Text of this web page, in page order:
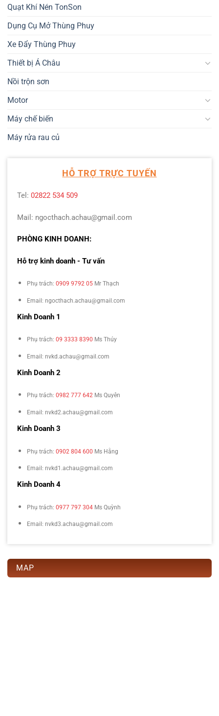
Quạt Khí Nén TonSon
Dụng Cụ Mở Thùng Phuy
Xe Đẩy Thùng Phuy
Thiết bị Á Châu
Nồi trộn sơn
Motor
Máy chế biến
Máy rửa rau củ
HỖ TRỢ TRỰC TUYẾN
Tel: 02822 534 509
Mail: ngocthach.achau@gmail.com
PHÒNG KINH DOANH:
Hỗ trợ kinh doanh - Tư vấn
Phụ trách: 0909 9792 05 Mr Thạch
Email: ngocthach.achau@gmail.com
Kinh Doanh 1
Phụ trách: 09 3333 8390 Ms Thúy
Email: nvkd.achau@gmail.com
Kinh Doanh 2
Phụ trách: 0982 777 642 Ms Quyên
Email: nvkd2.achau@gmail.com
Kinh Doanh 3
Phụ trách: 0902 804 600 Ms Hằng
Email: nvkd1.achau@gmail.com
Kinh Doanh 4
Phụ trách: 0977 797 304 Ms Quỳnh
Email: nvkd3.achau@gmail.com
MAP